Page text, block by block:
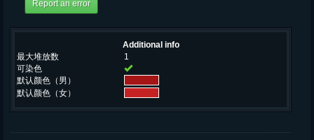
Additional info
最大堆放数
1
可染色
默认颜色（男）
默认颜色（女）